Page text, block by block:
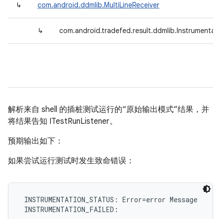
↳ com.android.ddmlib.MultiLineReceiver
↳
解析来自 shell 的插桩测试运行的“原始输出模式”结果，并
将结果告知 ITestRunListener。
预期输出如下：
如果尝试运行测试时发生致命错误：
INSTRUMENTATION_STATUS: Error=error Message
INSTRUMENTATION_FAILED: